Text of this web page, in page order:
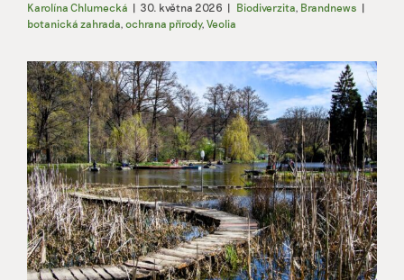
Karolína Chlumecká | 30. května 2026 | Biodiverzita, Brandnews |
botanická zahrada, ochrana přírody, Veolia
Zobrazit
větší
obrázek